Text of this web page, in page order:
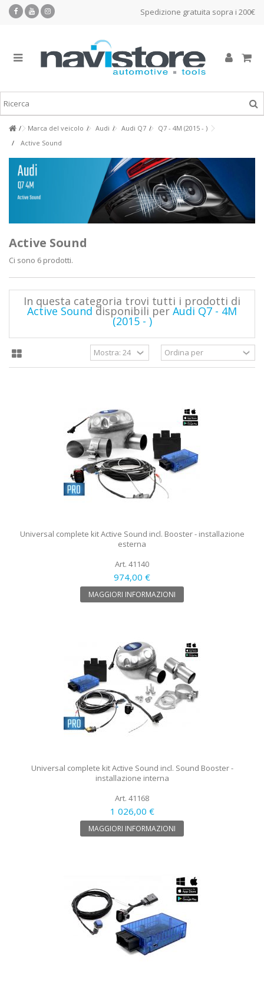
Spedizione gratuita sopra i 200€
Marca del veicolo Audi Audi Q7
Q7 - 4M (2015 - )
Active Sound
Active Sound
Ci sono 6 prodotti.
In questa categoria trovi tutti i prodotti di
Active Sound disponibili per Audi Q7 - 4M
(2015 - )
Universal complete kit Active Sound incl. Booster - installazione
esterna
Art. 41140
974,00 €
MAGGIORI INFORMAZIONI
Universal complete kit Active Sound incl. Sound Booster -
installazione interna
Art. 41168
1 026,00 €
MAGGIORI INFORMAZIONI